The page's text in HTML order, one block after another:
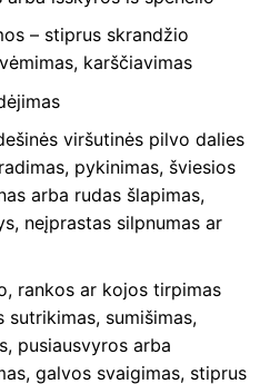
– stiprus skrandžio
karščiavimas
viršutinės pilvo dalies
pykinimas, šviesios
arba rudas šlapimas,
neįprastas silpnumas ar
rankos ar kojos tirpimas
sutrikimas, sumišimas,
pusiausvyros arba
galvos svaigimas, stiprus